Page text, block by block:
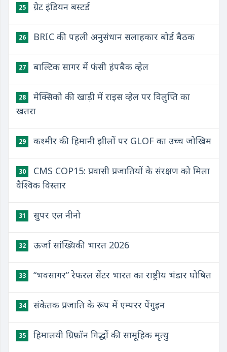
25 ग्रेट इंडियन बस्टर्ड
26 BRIC की पहली अनुसंधान सलाहकार बोर्ड बैठक
27 बाल्टिक सागर में फंसी हंपबैक व्हेल
28
मेक्सिको की खाड़ी में राइस व्हेल पर विलुप्ति का
खतरा
29 कश्मीर की हिमानी झीलों पर GLOF का उच्च जोखिम
30
CMS COP15: प्रवासी प्रजातियों के संरक्षण को मिला
वैश्विक विस्तार
31 सुपर एल नीनो
32 ऊर्जा सांख्यिकी भारत 2026
33 “भवसागर” रेफरल सेंटर भारत का राष्ट्रीय भंडार घोषित
34 संकेतक प्रजाति के रूप में एम्परर पेंगुइन
35 हिमालयी ग्रिफ़ॉन गिद्धों की सामूहिक मृत्यु